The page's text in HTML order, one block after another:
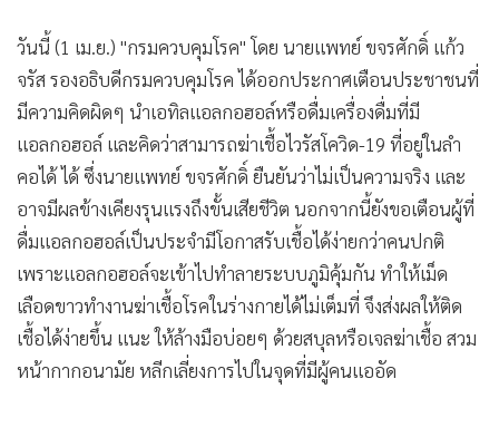
• Motoring
• เกม
• วิทยาศาสตร์
• SMEs
• หุ้น
• อินโดจีน
Celeb Online
• Factcheck
• ญี่ปุ่น
วันนี้ (1 เม.ย.) "กรมควบคุมโรค" โดย นายแพทย์ ขจรศักดิ์ แก้ว
จรัส รองอธิบดีกรมควบคุมโรค ได้ออกประกาศเตือนประชาชนที่
มีความคิดผิดๆ นำเอทิลแอลกอฮอล์หรือดื่มเครื่องดื่มที่มี
แอลกอฮอล์ และคิดว่าสามารถฆ่าเชื้อไวรัสโควิด-19 ที่อยู่ในลำ
คอได้ ได้ ซึ่งนายแพทย์ ขจรศักดิ์ ยืนยันว่าไม่เป็นความจริง และ
อาจมีผลข้างเคียงรุนแรงถึงขั้นเสียชีวิต นอกจากนี้ยังขอเตือนผู้ที่
ดื่มแอลกอฮอล์เป็นประจำมีโอกาสรับเชื้อได้ง่ายกว่าคนปกติ
เพราะแอลกอฮอล์จะเข้าไปทำลายระบบภูมิคุ้มกัน ทำให้เม็ด
เลือดขาวทำงานฆ่าเชื้อโรคในร่างกายได้ไม่เต็มที่ จึงส่งผลให้ติด
เชื้อได้ง่ายขึ้น แนะ ให้ล้างมือบ่อยๆ ด้วยสบุลหรือเจลฆ่าเชื้อ สวม
หน้ากากอนามัย หลีกเลี่ยงการไปในจุดที่มีผู้คนแออัด